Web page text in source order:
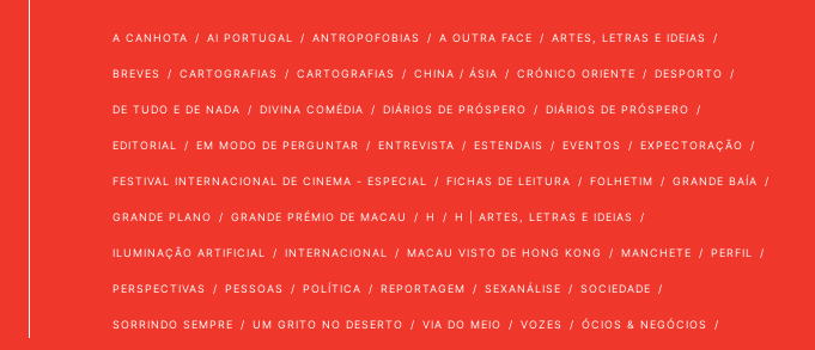
A CANHOTA AI PORTUGAL ANTROPOFOBIAS A OUTRA FACE ARTES, LETRAS E IDEIAS
BREVES CARTOGRAFIAS CARTOGRAFIAS CHINA / ÁSIA CRÓNICO ORIENTE DESPORTO
DE TUDO E DE NADA DIVINA COMÉDIA DIÁRIOS DE PRÓSPERO DIÁRIOS DE PRÓSPERO
EDITORIAL EM MODO DE PERGUNTAR ENTREVISTA ESTENDAIS EVENTOS EXPECTORAÇÃO
FESTIVAL INTERNACIONAL DE CINEMA - ESPECIAL FICHAS DE LEITURA FOLHETIM GRANDE BAÍA
GRANDE PLANO GRANDE PRÉMIO DE MACAU H H | ARTES, LETRAS E IDEIAS
ILUMINAÇÃO ARTIFICIAL INTERNACIONAL MACAU VISTO DE HONG KONG MANCHETE PERFIL
PERSPECTIVAS PESSOAS POLÍTICA REPORTAGEM SEXANÁLISE SOCIEDADE
SORRINDO SEMPRE UM GRITO NO DESERTO VIA DO MEIO VOZES ÓCIOS & NEGÓCIOS